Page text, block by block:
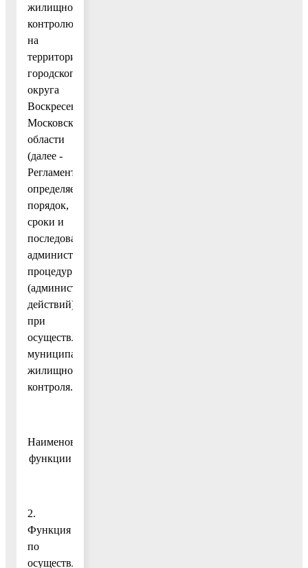
жилищному
контролю
на
территории
городского
округа
Воскресенск
Московской
области
(далее -
Регламент)
определяет
порядок,
сроки и
последовательность
административных
процедур
(административных
действий)
при
осуществлении
муниципального
жилищного
контроля.
Наименование
функции
2.
Функция
по
осуществлению